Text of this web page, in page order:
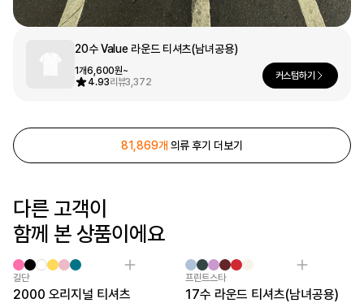
20수 Value 라운드 티셔츠(남녀공용)
1개6,600원~
4.93리뷰3,372
커스텀하기
81,869개 의류 후기 더보기
다른 고객이
함께 본 상품이에요
Sale
길단
2000 오리지널 티셔츠
프린트스타
17수 라운드 티셔츠(남녀공용)
고객센터
한국어
~ 1만원
1만원 ~ 2만원
민소매
반소매
소재
면
폴리
면/폴리
길단
챔피온
트리플에이